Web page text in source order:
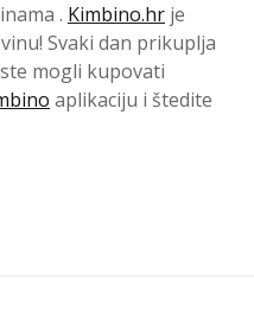
. Kimbino.hr je
Svaki dan prikuplja
mogli kupovati
aplikaciju i štedite